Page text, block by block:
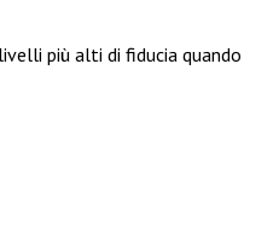
più alti di fiducia quando